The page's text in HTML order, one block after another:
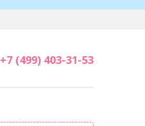
+7 (499) 403-31-53